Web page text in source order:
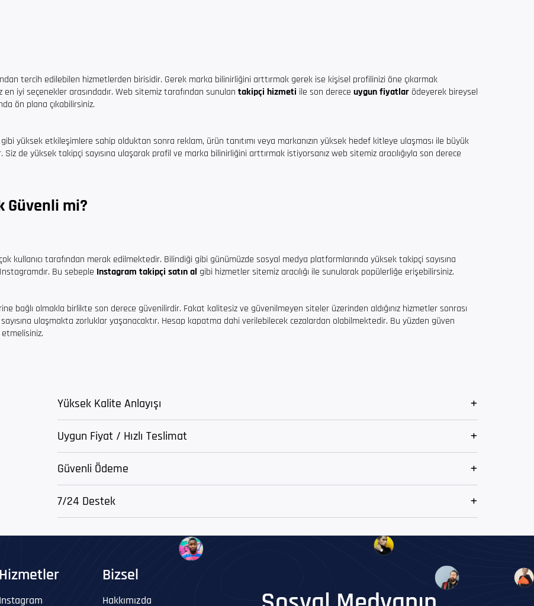
tercih edilebilen hizmetlerden birisidir. Gerek marka bilinirliğini arttırmak gerek ise kişisel profilinizi öne çıkarmak
iyi seçenekler arasındadır. Web sitemiz tarafından sunulan takipçi hizmeti ile son derece uygun fiyatlar ödeyerek bireysel
ön plana çıkabilirsiniz.
yüksek etkileşimlere sahip olduktan sonra reklam, ürün tanıtımı veya markanızın yüksek hedef kitleye ulaşması ile büyük
de yüksek takipçi sayısına ulaşarak profil ve marka bilinirliğini arttırmak istiyorsanız web sitemiz aracılığıyla son derece
Güvenli mi?
kullanıcı tarafından merak edilmektedir. Bilindiği gibi günümüzde sosyal medya platformlarında yüksek takipçi sayısına
Bu sebeple Instagram takipçi satın al gibi hizmetler sitemiz aracılığı ile sunularak popülerliğe erişebilirsiniz.
bağlı olmakla birlikte son derece güvenilirdir. Fakat kalitesiz ve güvenilmeyen siteler üzerinden aldığınız hizmetler sonrası
ulaşmakta zorluklar yaşanacaktır. Hesap kapatma dahi verilebilecek cezalardan olabilmektedir. Bu yüzden güven
Yüksek Kalite Anlayışı
Uygun Fiyat / Hızlı Teslimat
Güvenli Ödeme
7/24 Destek
Hizmetler
Instagram
Bizsel
Hakkımızda